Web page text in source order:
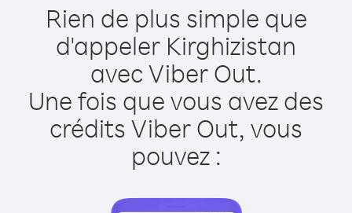
Rien de plus simple que
d'appeler Kirghizistan
avec Viber Out.
Une fois que vous avez des
crédits Viber Out, vous
pouvez :